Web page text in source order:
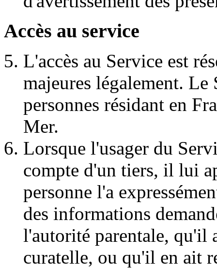
Accès au service
L'accès au Service est
majeures légalement. Le
personnes résidant en
Mer.
Lorsque l'usager du
compte d'un tiers, il lui
personne l'a
des informations
l'autorité parentale, qu'il
curatelle, ou qu'il en ait